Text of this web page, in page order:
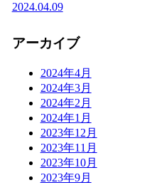
2024.04.09
アーカイブ
2024年4月
2024年3月
2024年2月
2024年1月
2023年12月
2023年11月
2023年10月
2023年9月